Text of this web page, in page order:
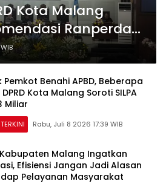
Kota Malang
Ranperda
APBD 2025
Pemkot Benahi APBD, Beberapa
DPRD Kota Malang Soroti SILPA
Miliar
Rabu, Juli 8 2026 17:39 WIB
Kabupaten Malang Ingatkan
Efisiensi Jangan Jadi Alasan
Pelayanan Masyarakat